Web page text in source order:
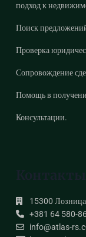
подход к
Поиск
Проверка
Сопровождение
Помощь в
Консультации.
15300
+381 64 580-
info@atlas-